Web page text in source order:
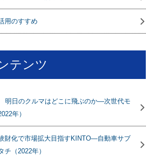
用のすすめ
テンツ
明日のクルマはどこに飛ぶのか―次世代モ
年）
化で市場拡大目指すKINTO―自動車サブ
チ（2022年）